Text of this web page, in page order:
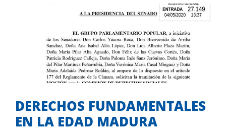
DERECHOS FUNDAMENTALES EN LA
EDAD MADURA
Co-autor en iniciativas
DERECHOS FUNDAMENTALES
EN LA EDAD MADURA